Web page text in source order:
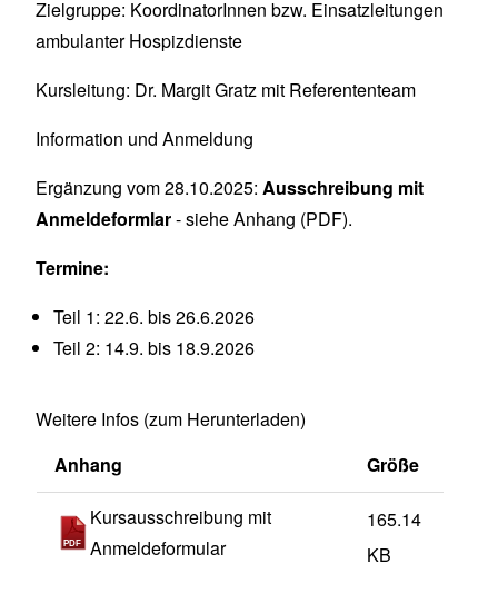
Zielgruppe: KoordinatorInnen bzw. Einsatzleitungen
ambulanter Hospizdienste
Kursleitung: Dr. Margit Gratz mit Referententeam
Information und Anmeldung
Ergänzung vom 28.10.2025: Ausschreibung mit
Anmeldeformlar- siehe Anhang (PDF).
Termine:
Teil 1: 22.6. bis 26.6.2026
Teil 2: 14.9. bis 18.9.2026
Weitere Infos (zum Herunterladen)
Anhang
Größe
Kursausschreibung mit
Anmeldeformular
165.14
KB